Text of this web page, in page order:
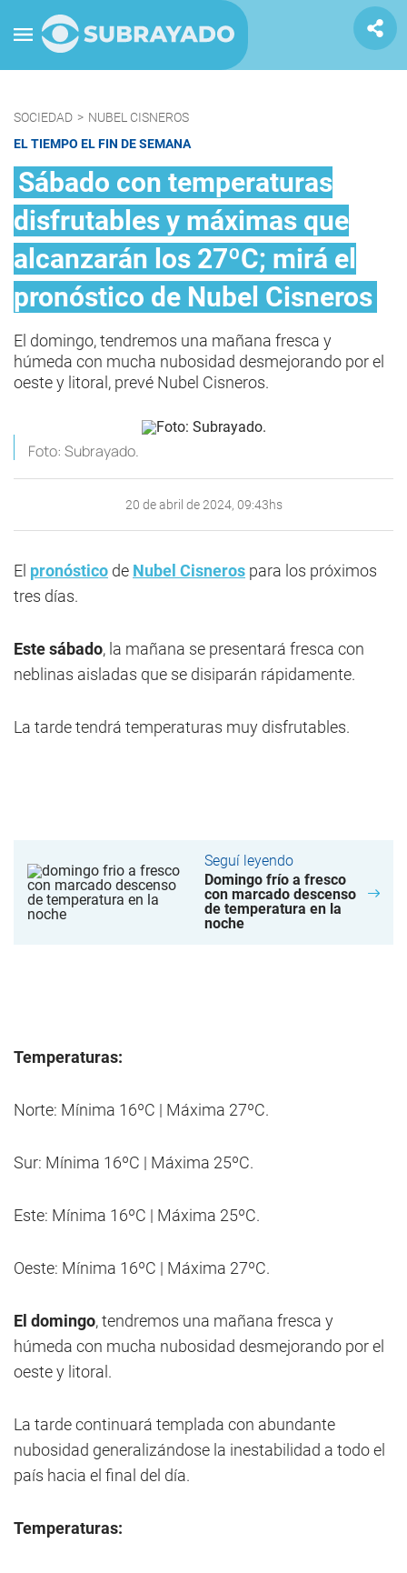
SOCIEDAD > NUBEL CISNEROS
EL TIEMPO EL FIN DE SEMANA
Sábado con temperaturas
disfrutables y máximas que
alcanzarán los 27ºC; mirá el
pronóstico de Nubel Cisneros
El domingo, tendremos una mañana fresca y
húmeda con mucha nubosidad desmejorando por el
oeste y litoral, prevé Nubel Cisneros.
Foto: Subrayado.
20 de abril de 2024, 09:43hs
El pronóstico de Nubel Cisneros para los próximos
tres días.
Este sábado, la mañana se presentará fresca con
neblinas aisladas que se disiparán rápidamente.
La tarde tendrá temperaturas muy disfrutables.
Seguí leyendo
Domingo frío a fresco
con marcado descenso
de temperatura en la
noche
Temperaturas:
Norte: Mínima 16ºC | Máxima 27ºC.
Sur: Mínima 16ºC | Máxima 25ºC.
Este: Mínima 16ºC | Máxima 25ºC.
Oeste: Mínima 16ºC | Máxima 27ºC.
El domingo, tendremos una mañana fresca y
húmeda con mucha nubosidad desmejorando por el
oeste y litoral.
La tarde continuará templada con abundante
nubosidad generalizándose la inestabilidad a todo el
país hacia el final del día.
Temperaturas: